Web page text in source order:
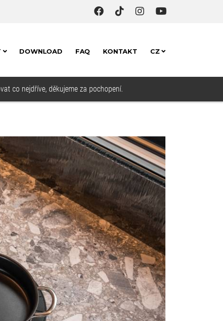
DOWNLOAD FAQ KONTAKT CZ
co nejdříve, děkujeme za pochopení.